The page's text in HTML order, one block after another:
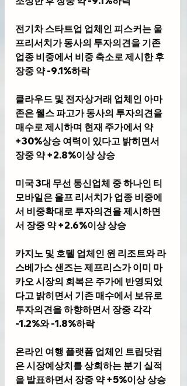
전기차 스타트업 업체인 피스커는 울
프리서치가 동사의 투자의견을 기존
업종 비중에서 비중 축소로 제시한 후
장중 약 -9.1%하락
클라우드 및 전자상거래 업체인 아마
존은 웰스 파고가 동사의 투자의견을
매수로 제시하며 현재 주가에서 약
+30%상승 여력이 있다고 밝히면서
장중 약 +2.8%이상 상승
미국 3대 무선 통신업체 중 하나인 티
모바일은 울프 리서치가 업종 비중에
서 비중확대로 투자의견을 제시하면
서 장중 약 +2.6%이상 상승
카지노 및 호텔 업체인 윈 리조트와 라
스베가스 샌즈는 제프리스가 이미 마
카오 시장의 회복은 주가에 반영되었
다고 밝히면서 기존 매수에서 보유로
투자의견을 하향하면서 장중 각각
-1.2%와 -1.8%하락
온라인 여행 플랫폼 업체인 트립닷컴
은 시장예상치를 상회하는 분기 실적
을 발표하면서 장중 약 +5%이상 상승